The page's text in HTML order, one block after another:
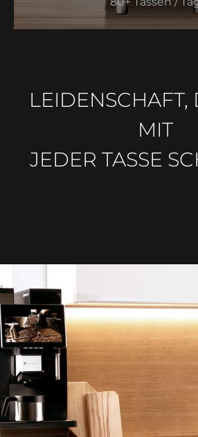
LEIDENSCHAFT,
MIT
JEDER TASSE
Effizient &
Mit dem großem
Dual-Instantbehälter
CP30 jede Kaffeepause zu
Genussmoment
Mehr erfahren